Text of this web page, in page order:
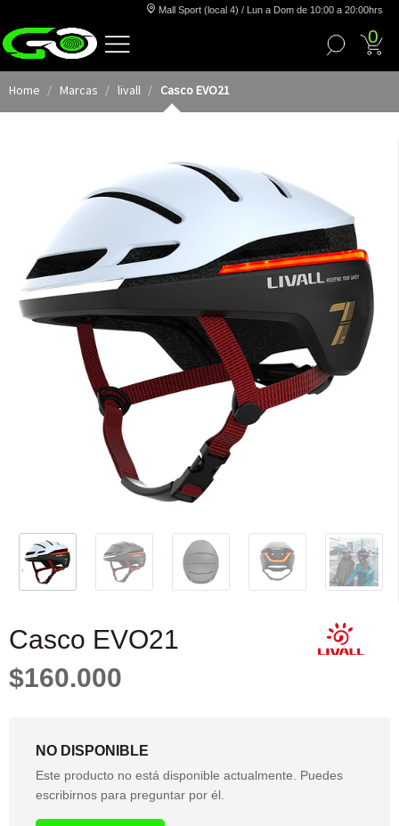
Mall Sport (local 4) / Lun a Dom de 10:00 a 20:00hrs
0
Home Marcas livall Casco EVO21
Casco EVO21
$160.000
NO DISPONIBLE
Este producto no está disponible actualmente. Puedes
escribirnos para preguntar por él.